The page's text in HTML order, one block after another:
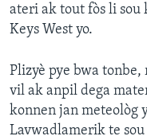
ateri ak tout fòs li sou
Keys West yo.
Plizyè pye bwa
vil ak anpil dega
konnen jan meteològ
Lavwadlamerik te